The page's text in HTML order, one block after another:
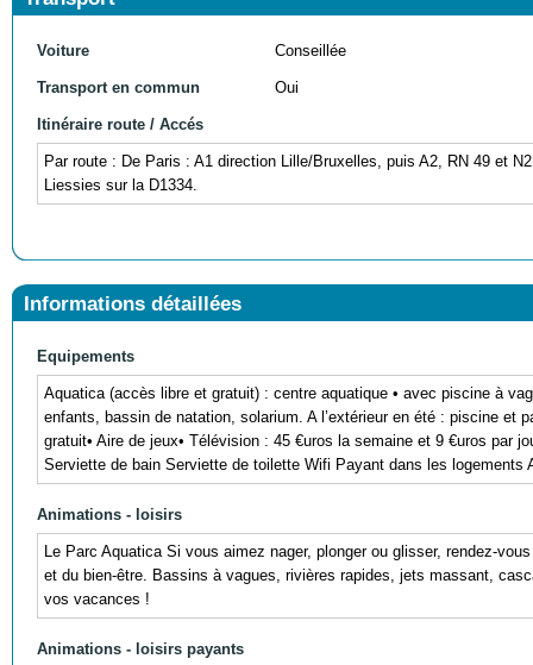
Voiture Conseillée
Transport en commun Oui
Itinéraire route / Accés
Par route : De Paris : A1 direction Lille/Bruxelles, puis A2, RN 49 et
Liessies sur la D1334.
Informations détaillées
Equipements
Aquatica (accès libre et gratuit) : centre aquatique • avec piscine à
enfants, bassin de natation, solarium. A l’extérieur en été : piscine et
gratuit• Aire de jeux• Télévision : 45 €uros la semaine et 9 €uros par
Serviette de bain Serviette de toilette Wifi Payant dans les
Animations - loisirs
Le Parc Aquatica Si vous aimez nager, plonger ou glisser, rendez-
et du bien-être. Bassins à vagues, rivières rapides, jets massant,
vos vacances !
Animations - loisirs payants